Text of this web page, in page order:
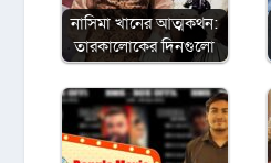
নাসিমা খানের আত্মকথন:
তারকালোকের দিনগুলো